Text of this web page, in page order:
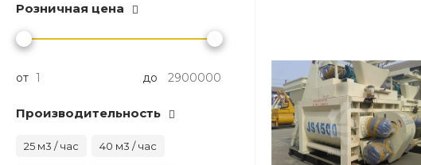
Розничная цена
от до
Производительность
25 м3 / час 40 м3 / час